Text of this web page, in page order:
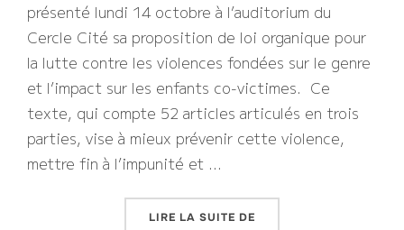
présenté lundi 14 octobre à l’auditorium du
Cercle Cité sa proposition de loi organique pour
la lutte contre les violences fondées sur le genre
et l’impact sur les enfants co-victimes. Ce
texte, qui compte 52 articles articulés en trois
parties, vise à mieux prévenir cette violence,
mettre fin à l’impunité et …
LIRE LA SUITE DE